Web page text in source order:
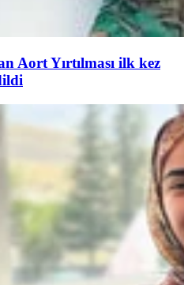
Aort Yırtılması ilk kez